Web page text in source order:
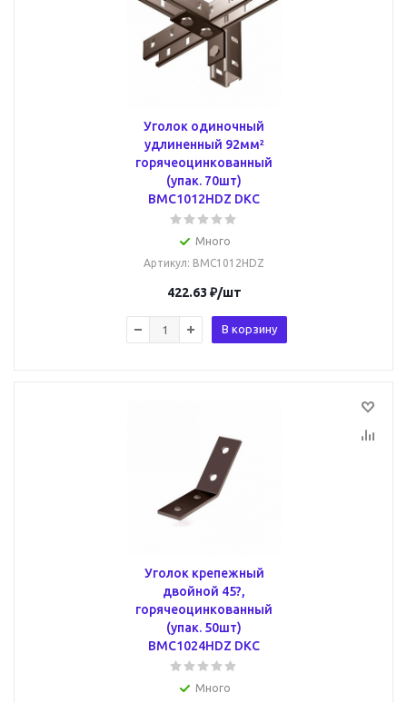
Уголок одиночный
удлиненный 92мм²
горячеоцинкованный
(упак. 70шт)
BMC1012HDZ DKC
Много
Артикул: BMC1012HDZ
422.63 ₽/шт
В корзину
Уголок крепежный
двойной 45?,
горячеоцинкованный
(упак. 50шт)
BMC1024HDZ DKC
Много